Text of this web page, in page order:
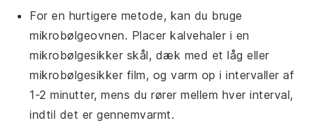
For en hurtigere metode, kan du bruge
mikrobølgeovnen. Placerkalvehaler i en
mikrobølgesikker skål, dæk med et låg eller
mikrobølgesikker film, og varm op i intervaller af
1-2 minutter, mens du rører mellem hver interval,
indtil det er gennemvarmt.